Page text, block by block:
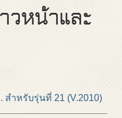
วหน้าและ
ำหรับรุ่นที่ 21 (V.2010)